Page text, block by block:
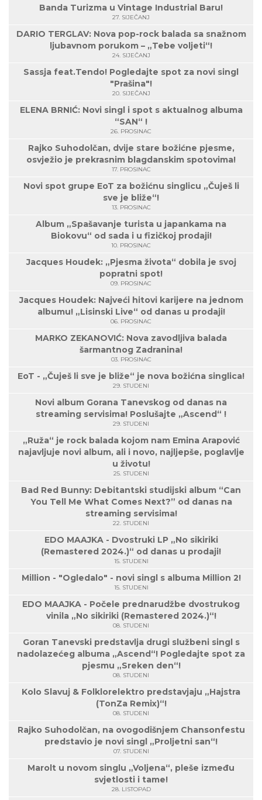
Banda Turizma u Vintage Industrial Baru!
27. SIJEČANJ
DARIO TERGLAV: Nova pop-rock balada sa snažnom
ljubavnom porukom – „Tebe voljeti“!
24. SIJEČANJ
Sassja feat.Tendo! Pogledajte spot za novi singl
"Prašina"!
20. SIJEČANJ
ELENA BRNIĆ: Novi singl i spot s aktualnog albuma
“SAN“ !
26. PROSINAC
Rajko Suhodolčan, dvije stare božićne pjesme,
osvježio je prekrasnim blagdanskim spotovima!
17. PROSINAC
Novi spot grupe EoT za božićnu singlicu „Čuješ li
sve je bliže“!
13. PROSINAC
Album „Spašavanje turista u japankama na
Biokovu“ od sada i u fizičkoj prodaji!
10. PROSINAC
Jacques Houdek: „Pjesma života“ dobila je svoj
popratni spot!
09. PROSINAC
Jacques Houdek: Najveći hitovi karijere na jednom
albumu! „Lisinski Live“ od danas u prodaji!
06. PROSINAC
MARKO ZEKANOVIĆ: Nova zavodljiva balada
šarmantnog Zadranina!
03. PROSINAC
EoT - „Čuješ li sve je bliže“ je nova božićna singlica!
29. STUDENI
Novi album Gorana Tanevskog od danas na
streaming servisima! Poslušajte „Ascend“ !
29. STUDENI
„Ruža“ je rock balada kojom nam Emina Arapović
najavljuje novi album, ali i novo, najljepše, poglavlje
u životu!
25. STUDENI
Bad Red Bunny: Debitantski studijski album “Can
You Tell Me What Comes Next?” od danas na
streaming servisima!
22. STUDENI
EDO MAAJKA - Dvostruki LP „No sikiriki
(Remastered 2024.)“ od danas u prodaji!
15. STUDENI
Million - "Ogledalo" - novi singl s albuma Million 2!
15. STUDENI
EDO MAAJKA - Počele prednarudžbe dvostrukog
vinila „No sikiriki (Remastered 2024.)“!
08. STUDENI
Goran Tanevski predstavlja drugi službeni singl s
nadolazećeg albuma „Ascend“! Pogledajte spot za
pjesmu „Sreken den“!
08. STUDENI
Kolo Slavuj & Folklorelektro predstavjaju „Hajstra
(TonZa Remix)“!
08. STUDENI
Rajko Suhodolčan, na ovogodišnjem Chansonfestu
predstavio je novi singl „Proljetni san“!
07. STUDENI
Marolt u novom singlu „Voljena“, pleše između
svjetlosti i tame!
28. LISTOPAD